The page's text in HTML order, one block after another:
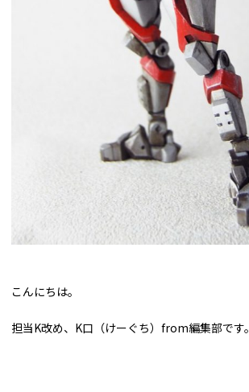
こんにちは。
担当K改め、K口（けーぐち）from編集部です。